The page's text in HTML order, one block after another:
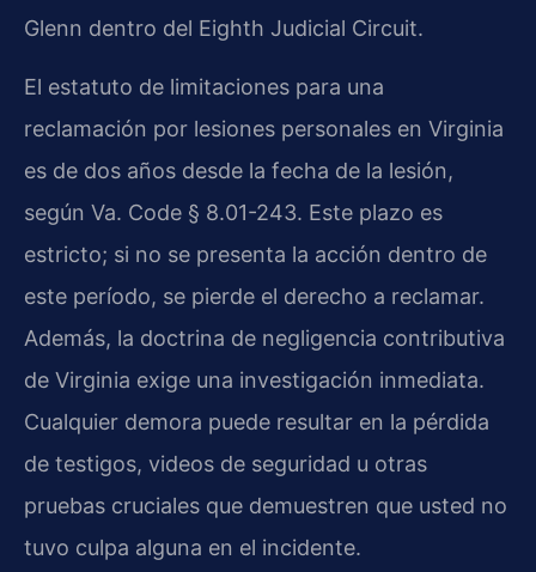
Glenn dentro del Eighth Judicial Circuit.
El estatuto de limitaciones para una
reclamación por lesiones personales en Virginia
es de dos años desde la fecha de la lesión,
según Va. Code § 8.01-243. Este plazo es
estricto; si no se presenta la acción dentro de
este período, se pierde el derecho a reclamar.
Además, la doctrina de negligencia contributiva
de Virginia exige una investigación inmediata.
Cualquier demora puede resultar en la pérdida
de testigos, videos de seguridad u otras
pruebas cruciales que demuestren que usted no
tuvo culpa alguna en el incidente.